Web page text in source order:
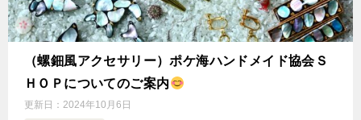
（螺鈿風アクセサリー）ポケ海ハンドメイド協会Ｓ
ＨＯＰについてのご案内
更新日： 2024年10月6日